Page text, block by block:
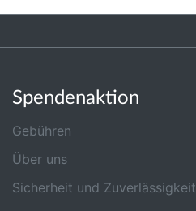
Spendenaktion
Gebühren
Über uns
Sicherheit und Zuverlässigkeit